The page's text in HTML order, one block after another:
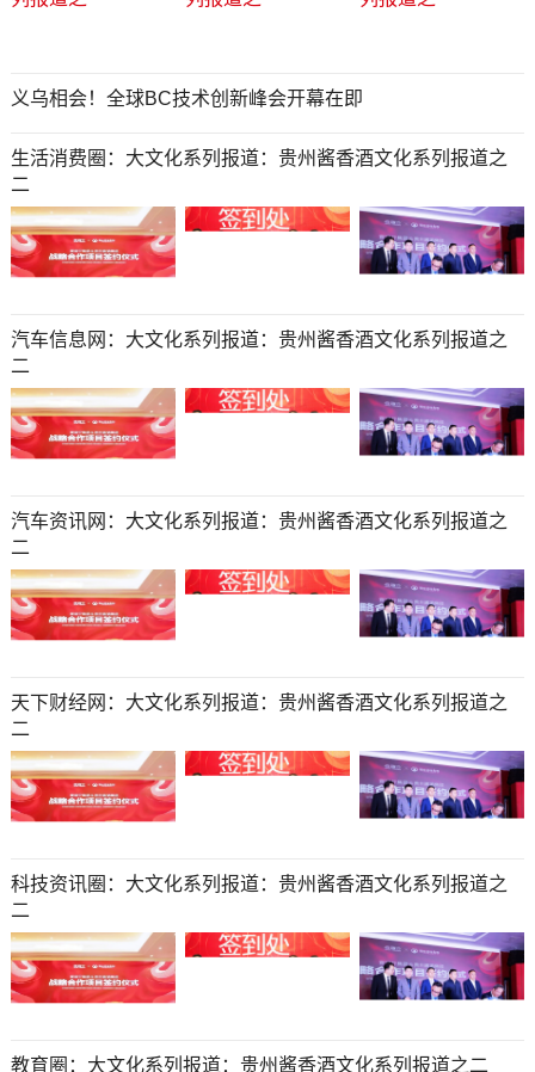
义乌相会！全球BC技术创新峰会开幕在即
生活消费圈：大文化系列报道：贵州酱香酒文化系列报道之
二
汽车信息网：大文化系列报道：贵州酱香酒文化系列报道之
二
汽车资讯网：大文化系列报道：贵州酱香酒文化系列报道之
二
天下财经网：大文化系列报道：贵州酱香酒文化系列报道之
二
科技资讯圈：大文化系列报道：贵州酱香酒文化系列报道之
二
教育圈：大文化系列报道：贵州酱香酒文化系列报道之二